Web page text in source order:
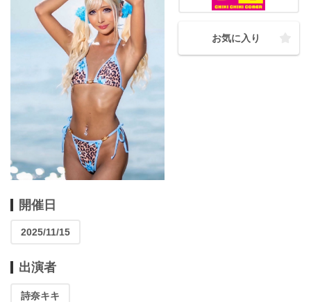
お気に入り
開催日
2025/11/15
出演者
詩奈キキ